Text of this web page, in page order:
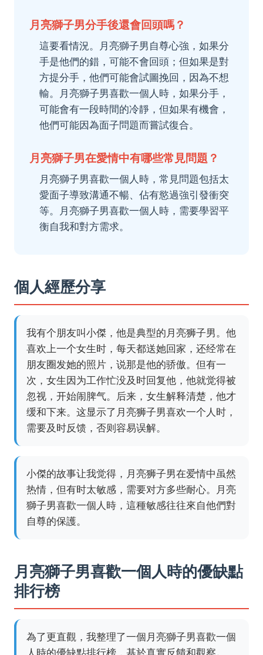
月亮獅子男分手後還會回頭嗎？
這要看情況。月亮獅子男自尊心強，如果分
手是他們的錯，可能不會回頭；但如果是對
方提分手，他們可能會試圖挽回，因為不想
輸。月亮獅子男喜歡一個人時，如果分手，
可能會有一段時間的冷靜，但如果有機會，
他們可能因為面子問題而嘗試復合。
月亮獅子男在愛情中有哪些常見問題？
月亮獅子男喜歡一個人時，常見問題包括太
愛面子導致溝通不暢、佔有慾過強引發衝突
等。月亮獅子男喜歡一個人時，需要學習平
衡自我和對方需求。
個人經歷分享
我有个朋友叫小傑，他是典型的月亮狮子男。他
喜欢上一个女生时，每天都送她回家，还经常在
朋友圈发她的照片，说那是他的骄傲。但有一
次，女生因为工作忙没及时回复他，他就觉得被
忽视，开始闹脾气。后来，女生解释清楚，他才
缓和下来。这显示了月亮狮子男喜欢一个人时，
需要及时反馈，否则容易误解。
小傑的故事让我觉得，月亮狮子男在爱情中虽然
热情，但有时太敏感，需要对方多些耐心。月亮
獅子男喜歡一個人時，這種敏感往往來自他們對
自尊的保護。
月亮獅子男喜歡一個人時的優缺點
排行榜
為了更直觀，我整理了一個月亮獅子男喜歡一個